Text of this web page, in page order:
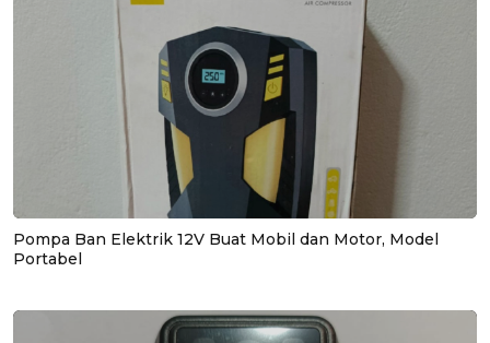
Pompa Ban Elektrik 12V Buat Mobil dan Motor, Model
Portabel